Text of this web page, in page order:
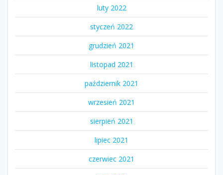
luty 2022
styczeń 2022
grudzień 2021
listopad 2021
październik 2021
wrzesień 2021
sierpień 2021
lipiec 2021
czerwiec 2021